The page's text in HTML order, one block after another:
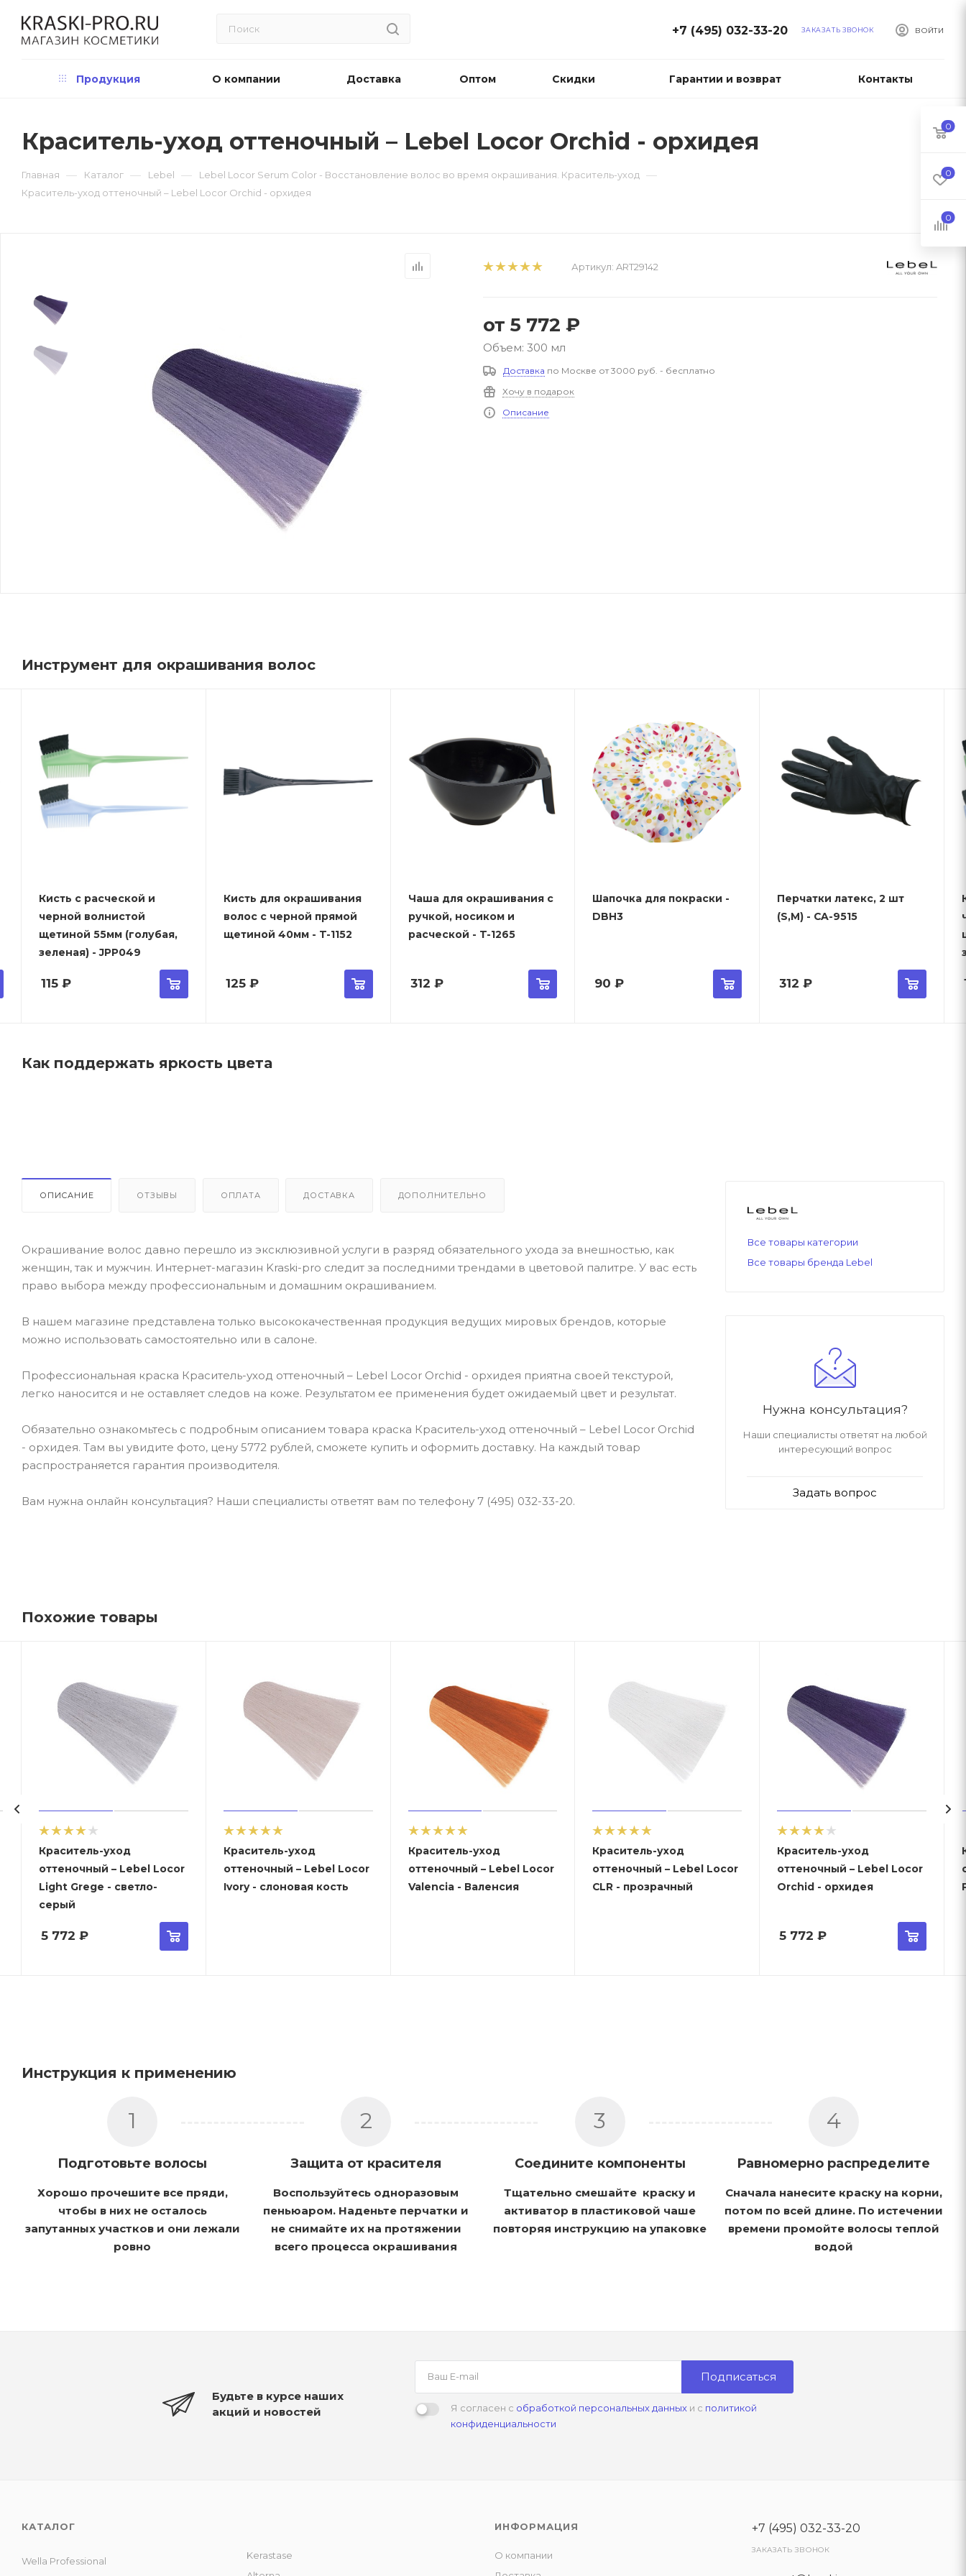
ВОЙТИ
+7 (495) 032-33-20 ЗАКАЗАТЬ ЗВОНОК
Продукция О компании Доставка Оптом Скидки Гарантии и возврат Контакты
Краситель-уход оттеночный – Lebel Locor Orchid - орхидея
Главная — Каталог — Lebel — Lebel Locor Serum Color - Восстановление волос во время окрашивания. Краситель-уход —
Краситель-уход оттеночный – Lebel Locor Orchid - орхидея
Артикул: ART29142
от 5 772 ₽
Объем: 300 мл
Доставка по Москве от 3000 руб. - бесплатно
Хочу в подарок
Описание
Инструмент для окрашивания волос
Кисть с расческой и
черной волнистой
щетиной 55мм (голубая,
зеленая) - JPP049
115₽
Кисть для окрашивания
волос с черной прямой
щетиной 40мм - T-1152
125₽
Чаша для окрашивания с
ручкой, носиком и
расческой - T-1265
312 ₽
Шапочка для покраски -
DBH3
90 ₽
Перчатки латекс, 2 шт
(S,M) - CA-9515
312 ₽
Как поддержать яркость цвета
ОПИСАНИЕ ОТЗЫВЫ ОПЛАТА ДОСТАВКА ДОПОЛНИТЕЛЬНО
Окрашивание волос давно перешло из эксклюзивной услуги в разряд обязательного ухода за внешностью, как
женщин, так и мужчин. Интернет-магазин Kraski-pro следит за последними трендами в цветовой палитре. У вас есть
право выбора между профессиональным и домашним окрашиванием.
В нашем магазине представлена только высококачественная продукция ведущих мировых брендов, которые
можно использовать самостоятельно или в салоне.
Профессиональная краска Краситель-уход оттеночный – Lebel Locor Orchid - орхидея приятна своей текстурой,
легко наносится и не оставляет следов на коже. Результатом ее применения будет ожидаемый цвет и результат.
Обязательно ознакомьтесь с подробным описанием товара краска Краситель-уход оттеночный – Lebel Locor Orchid
- орхидея. Там вы увидите фото, цену 5772 рублей, сможете купить и оформить доставку. На каждый товар
распространяется гарантия производителя.
Вам нужна онлайн консультация? Наши специалисты ответят вам по телефону 7 (495) 032-33-20.
Все товары категории
Все товары бренда Lebel
Нужна консультация?
Наши специалисты ответят на любой
интересующий вопрос
Задать вопрос
Похожие товары
Краситель-уход
оттеночный – Lebel Locor
Light Grege - светло-
серый
5 772 ₽
Краситель-уход
оттеночный – Lebel Locor
Ivory - слоновая кость
Краситель-уход
оттеночный – Lebel Locor
Valencia - Валенсия
Краситель-уход
оттеночный – Lebel Locor
CLR - прозрачный
Краситель-уход
оттеночный – Lebel Locor
Orchid - орхидея
5 772 ₽
Инструкция к применению
1
Подготовьте волосы
Хорошо прочешите все пряди,
чтобы в них не осталось
запутанных участков и они лежали
ровно
2
Защита от красителя
Воспользуйтесь одноразовым
пеньюаром. Наденьте перчатки и
не снимайте их на протяжении
всего процесса окрашивания
3
Соедините компоненты
Тщательно смешайте краску и
активатор в пластиковой чаше
повторяя инструкцию на упаковке
4
Равномерно распределите
Сначала нанесите краску на корни,
потом по всей длине. По истечении
времени промойте волосы теплой
водой
Будьте в курсе наших
акций и новостей
Подписаться
Я согласен с обработкой персональных данныхи с политикой
конфиденциальности
КАТАЛОГ
Wella Professional
Kerastase
ИНФОРМАЦИЯ
О компании
+7 (495) 032-33-20
ЗАКАЗАТЬ ЗВОНОК
0
0
0